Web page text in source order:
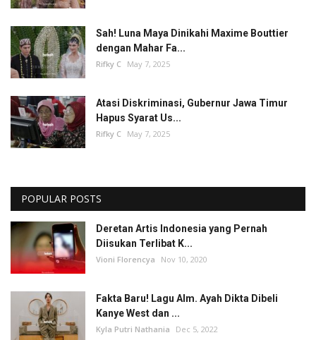
Sah! Luna Maya Dinikahi Maxime Bouttier
dengan Mahar Fa...
Rifky C May 7, 2025
Atasi Diskriminasi, Gubernur Jawa Timur
Hapus Syarat Us...
Rifky C May 7, 2025
POPULAR POSTS
Deretan Artis Indonesia yang Pernah
Diisukan Terlibat K...
Vioni Florencya Nov 10, 2020
Fakta Baru! Lagu Alm. Ayah Dikta Dibeli
Kanye West dan ...
Kyla Putri Nathania Dec 5, 2022